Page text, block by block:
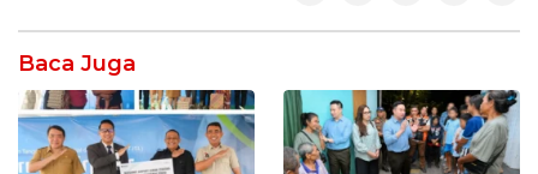
Baca Juga